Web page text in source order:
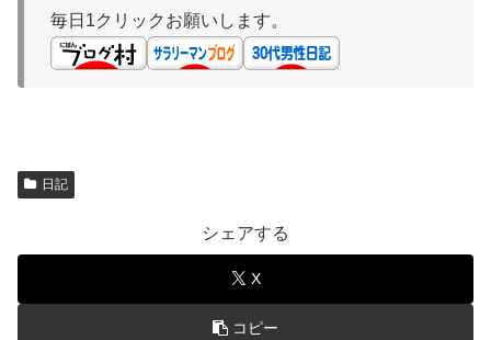
毎日1クリックお願いします。
日記
シェアする
X
コピー